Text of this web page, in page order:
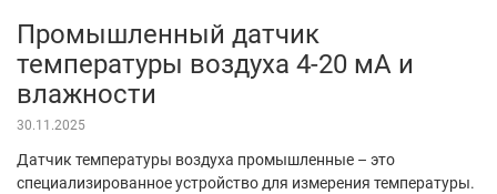
Промышленный датчик
температуры воздуха 4-20 мА и
влажности
30.11.2025
Датчик температуры воздуха промышленные – это
специализированное устройство для измерения температуры.